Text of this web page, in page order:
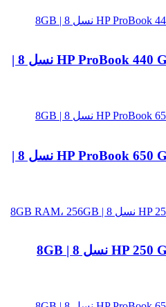
لپ تاپ استوک HP ProBook 440 G6 Core i5 نسل 8 |
لپ تاپ استوک HP ProBook 650 G4 Core i5 نسل 8 |
لپ تاپ استوک HP 250 G7 Core i7 نسل 8 | 8GB